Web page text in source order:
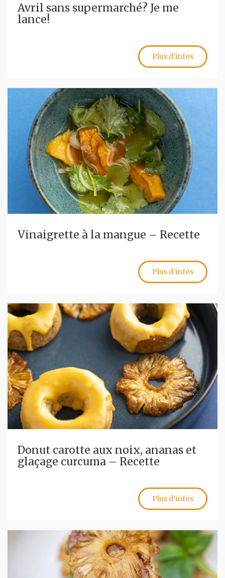
Avril sans supermarché? Je me
lance!
Plus d'infos
Vinaigrette à la mangue – Recette
Plus d'infos
Donut carotte aux noix, ananas et
glaçage curcuma – Recette
Plus d'infos